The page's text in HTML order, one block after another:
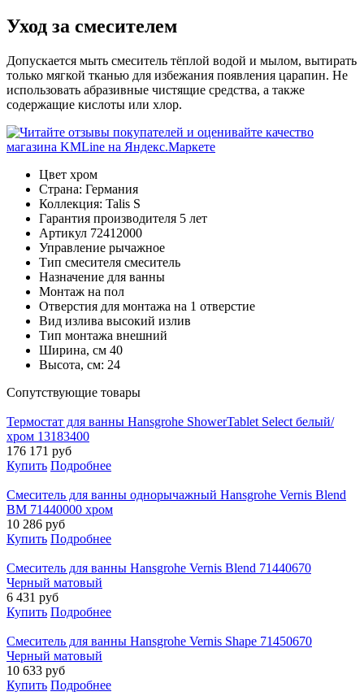
Уход за смесителем
Допускается мыть смеситель тёплой водой и мылом, вытирать
только мягкой тканью для избежания появления царапин. Не
использовать абразивные чистящие средства, а также
содержащие кислоты или хлор.
Цвет хром
Страна: Германия
Коллекция: Talis S
Гарантия производителя 5 лет
Артикул 72412000
Управление рычажное
Тип смесителя смеситель
Назначение для ванны
Монтаж на пол
Отверстия для монтажа на 1 отверстие
Вид излива высокий излив
Тип монтажа внешний
Ширина, см 40
Высота, см: 24
Cопутствующие товары
Термостат для ванны Hansgrohe ShowerTablet Select белый/
хром 13183400
176 171 руб
Купить Подробнее
Смеситель для ванны однорычажный Hansgrohe Vernis Blend
ВМ 71440000 хром
10 286 руб
Купить Подробнее
Смеситель для ванны Hansgrohe Vernis Blend 71440670
Черный матовый
6 431 руб
Купить Подробнее
Смеситель для ванны Hansgrohe Vernis Shape 71450670
Черный матовый
10 633 руб
Купить Подробнее